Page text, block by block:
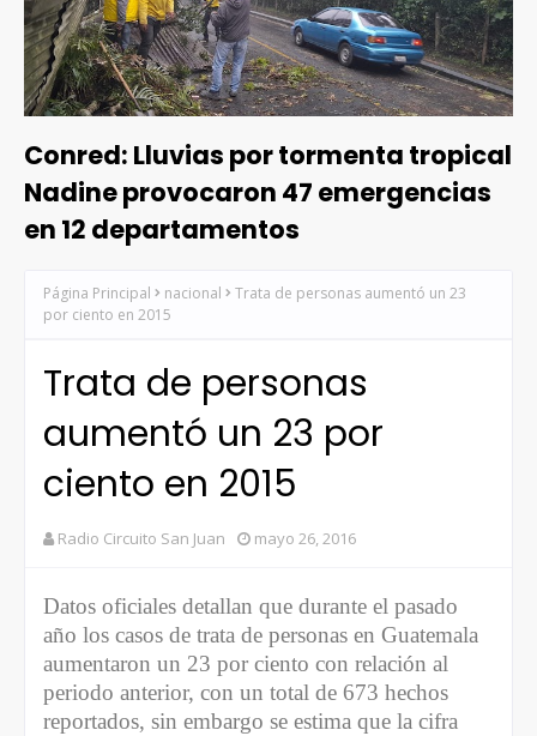
Conred: Lluvias por tormenta tropical
Nadine provocaron 47 emergencias
en 12 departamentos
Página Principal nacional
Trata de personas aumentó un 23
por ciento en 2015
Trata de personas
aumentó un 23 por
ciento en 2015
Radio Circuito San Juan mayo 26, 2016
Datos oficiales detallan que durante el pasado
año los casos de trata de personas en Guatemala
aumentaron un 23 por ciento con relación al
periodo anterior, con un total de 673 hechos
reportados, sin embargo se estima que la cifra